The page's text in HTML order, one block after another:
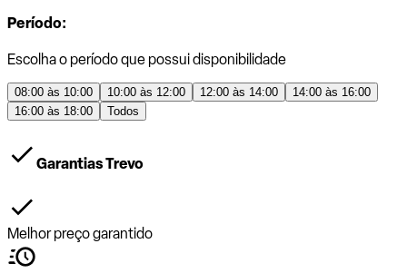
Período:
Escolha o período que possui disponibilidade
08:00 às 10:00 10:00 às 12:00 12:00 às 14:00
14:00 às 16:00
16:00 às 18:00
Todos
Garantias Trevo
Melhor preço garantido